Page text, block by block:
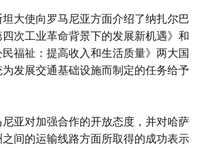
大使向罗马尼亚方面介绍了纳扎尔巴
次工业革命背景下的发展新机遇》和
民福祉：提高收入和生活质量》两大国
发展交通基础设施而制定的任务给予
亚对加强合作的开放态度，并对哈萨
间的运输线路方面所取得的成功表示